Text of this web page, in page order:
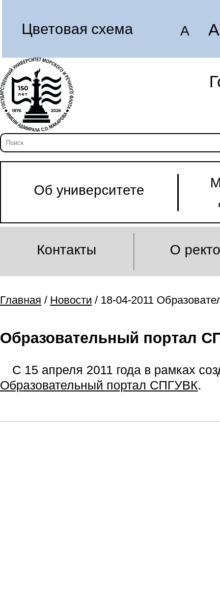
Цветовая схема A A
Об университете
Контакты О
Главная / Новости / 18-04-2011
Образовательный портал
С 15 апреля 2011 года в рамках
Образовательный портал СПГУВК.